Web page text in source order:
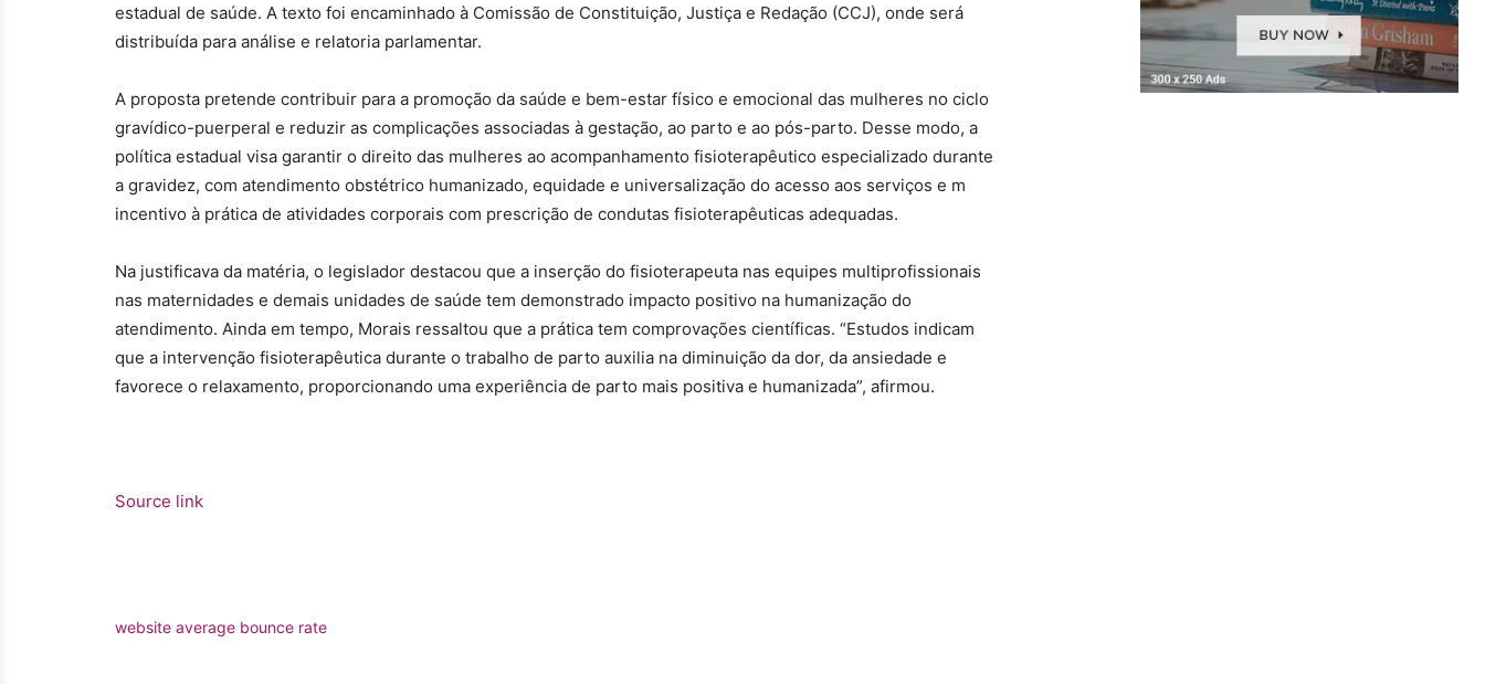
estadual de saúde. A texto foi encaminhado à Comissão de Constituição, Justiça e Redação (CCJ), onde será
distribuída para análise e relatoria parlamentar.
A proposta pretende contribuir para a promoção da saúde e bem-estar físico e emocional das mulheres no ciclo
gravídico-puerperal e reduzir as complicações associadas à gestação, ao parto e ao pós-parto. Desse modo, a
política estadual visa garantir o direito das mulheres ao acompanhamento fisioterapêutico especializado durante
a gravidez, com atendimento obstétrico humanizado, equidade e universalização do acesso aos serviços e m
incentivo à prática de atividades corporais com prescrição de condutas fisioterapêuticas adequadas.
Na justificava da matéria, o legislador destacou que a inserção do fisioterapeuta nas equipes multiprofissionais
nas maternidades e demais unidades de saúde tem demonstrado impacto positivo na humanização do
atendimento. Ainda em tempo, Morais ressaltou que a prática tem comprovações científicas. “Estudos indicam
que a intervenção fisioterapêutica durante o trabalho de parto auxilia na diminuição da dor, da ansiedade e
favorece o relaxamento, proporcionando uma experiência de parto mais positiva e humanizada”, afirmou.
Source link
website average bounce rate